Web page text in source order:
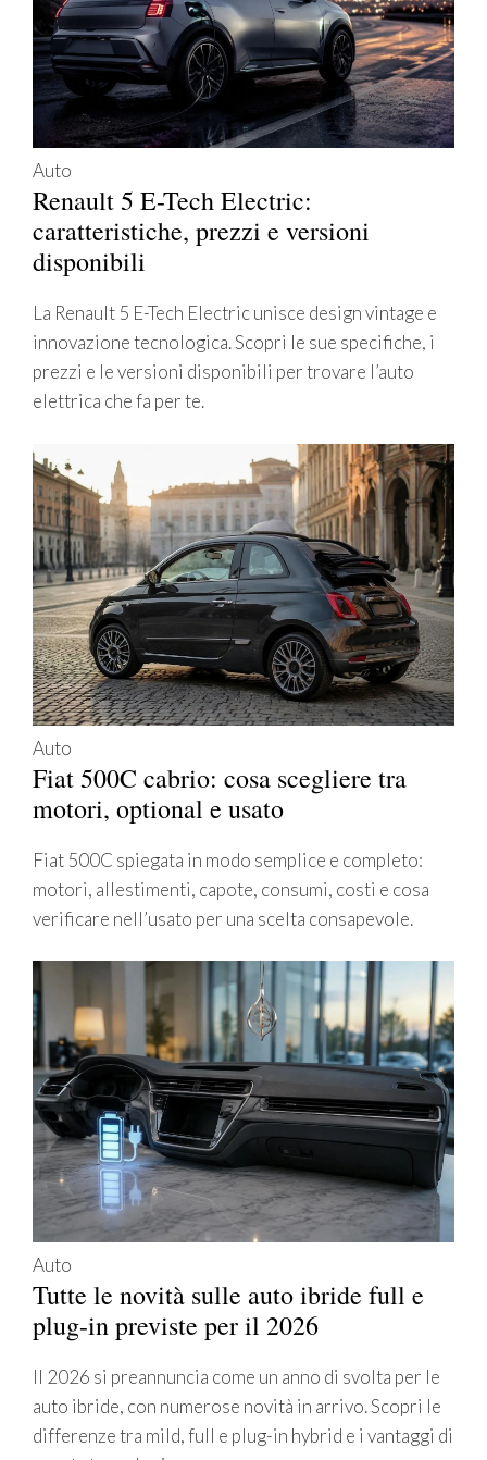
Auto
Renault 5 E-Tech Electric:
caratteristiche, prezzi e versioni
disponibili
La Renault 5 E-Tech Electric unisce design vintage e
innovazione tecnologica. Scopri le sue specifiche, i
prezzi e le versioni disponibili per trovare l’auto
elettrica che fa per te.
Auto
Fiat 500C cabrio: cosa scegliere tra
motori, optional e usato
Fiat 500C spiegata in modo semplice e completo:
motori, allestimenti, capote, consumi, costi e cosa
verificare nell’usato per una scelta consapevole.
Auto
Tutte le novità sulle auto ibride full e
plug-in previste per il 2026
Il 2026 si preannuncia come un anno di svolta per le
auto ibride, con numerose novità in arrivo. Scopri le
differenze tra mild, full e plug-in hybrid e i vantaggi di